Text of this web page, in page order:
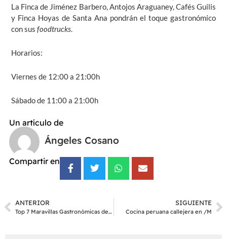
La Finca de Jiménez Barbero, Antojos Araguaney, Cafés Guilis
y Finca Hoyas de Santa Ana pondrán el toque gastronómico
con susfoodtrucks
Horarios:
Viernes de 12:00 a 21:00h
Sábado de 11:00 a 21:00h
Un artículo de
Ángeles Cosano
Compartir en
ANTERIOR
Top 7 Maravillas Gastronómicas de España
SIGUIENTE
Cocina peruana callejera en /M